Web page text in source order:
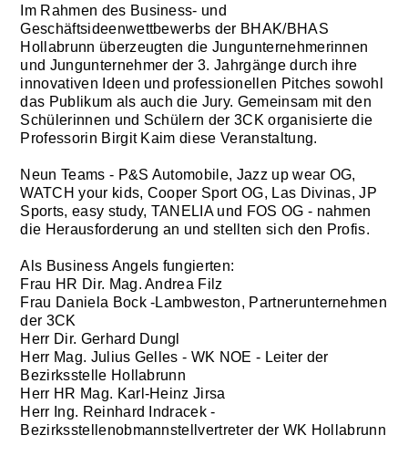
Im Rahmen des Business- und
Geschäftsideenwettbewerbs der BHAK/BHAS
Hollabrunn überzeugten die Jungunternehmerinnen
und Jungunternehmer der 3. Jahrgänge durch ihre
innovativen Ideen und professionellen Pitches sowohl
das Publikum als auch die Jury. Gemeinsam mit den
Schülerinnen und Schülern der 3CK organisierte die
Professorin Birgit Kaim diese Veranstaltung.
Neun Teams - P&S Automobile, Jazz up wear OG,
WATCH your kids, Cooper Sport OG, Las Divinas, JP
Sports, easy study, TANELIA und FOS OG - nahmen
die Herausforderung an und stellten sich den Profis.
Als Business Angels fungierten:
Frau HR Dir. Mag. Andrea Filz
Frau Daniela Bock -Lambweston, Partnerunternehmen
der 3CK
Herr Dir. Gerhard Dungl
Herr Mag. Julius Gelles - WK NOE - Leiter der
Bezirksstelle Hollabrunn
Herr HR Mag. Karl-Heinz Jirsa
Herr Ing. Reinhard Indracek -
Bezirksstellenobmannstellvertreter der WK Hollabrunn